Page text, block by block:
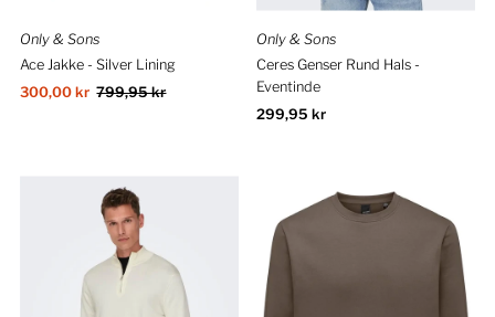
Only & Sons
Ace Jakke - Silver Lining
Salgspris
300,00 kr Ordinær
799,95 kr
Only & Sons
Ceres Genser Rund Hals -
Eventinde
Ordinær
299,95 kr